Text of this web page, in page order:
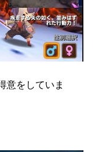
意をしていま